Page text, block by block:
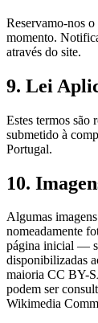
Reservamo-nos
momento.
através do site.
9. Lei
Estes termos são
submetido à
Portugal.
10.
Algumas
nomeadamente
página inicial —
disponibilizadas
maioria CC BY-
podem ser
Wikimedia